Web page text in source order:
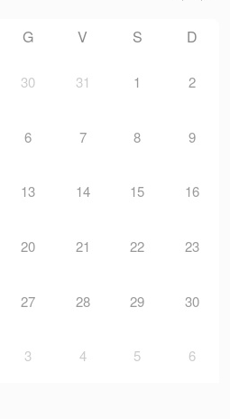
G V S D
30 31 1 2
6 7 8 9
13 14 15 16
20 21 22 23
27 28 29 30
3 4 5 6